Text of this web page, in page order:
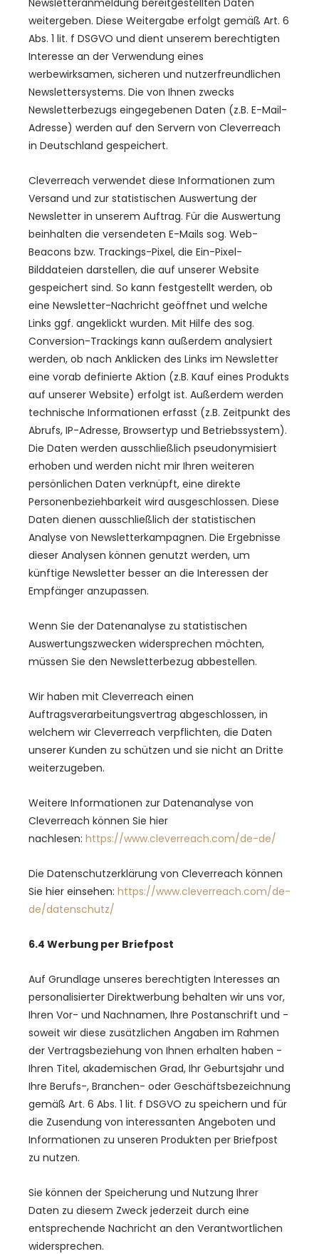
Newsletteranmeldung bereitgestellten Daten
weitergeben. Diese Weitergabe erfolgt gemäß Art. 6
Abs. 1 lit. f DSGVO und dient unserem berechtigten
Interesse an der Verwendung eines
werbewirksamen, sicheren und nutzerfreundlichen
Newslettersystems. Die von Ihnen zwecks
Newsletterbezugs eingegebenen Daten (z.B. E-Mail-
Adresse) werden auf den Servern von Cleverreach
in Deutschland gespeichert.
Cleverreach verwendet diese Informationen zum
Versand und zur statistischen Auswertung der
Newsletter in unserem Auftrag. Für die Auswertung
beinhalten die versendeten E-Mails sog. Web-
Beacons bzw. Trackings-Pixel, die Ein-Pixel-
Bilddateien darstellen, die auf unserer Website
gespeichert sind. So kann festgestellt werden, ob
eine Newsletter-Nachricht geöffnet und welche
Links ggf. angeklickt wurden. Mit Hilfe des sog.
Conversion-Trackings kann außerdem analysiert
werden, ob nach Anklicken des Links im Newsletter
eine vorab definierte Aktion (z.B. Kauf eines Produkts
auf unserer Website) erfolgt ist. Außerdem werden
technische Informationen erfasst (z.B. Zeitpunkt des
Abrufs, IP-Adresse, Browsertyp und Betriebssystem).
Die Daten werden ausschließlich pseudonymisiert
erhoben und werden nicht mir Ihren weiteren
persönlichen Daten verknüpft, eine direkte
Personenbeziehbarkeit wird ausgeschlossen. Diese
Daten dienen ausschließlich der statistischen
Analyse von Newsletterkampagnen. Die Ergebnisse
dieser Analysen können genutzt werden, um
künftige Newsletter besser an die Interessen der
Empfänger anzupassen.
Wenn Sie der Datenanalyse zu statistischen
Auswertungszwecken widersprechen möchten,
müssen Sie den Newsletterbezug abbestellen.
Wir haben mit Cleverreach einen
Auftragsverarbeitungsvertrag abgeschlossen, in
welchem wir Cleverreach verpflichten, die Daten
unserer Kunden zu schützen und sie nicht an Dritte
weiterzugeben.
Weitere Informationen zur Datenanalyse von
Cleverreach können Sie hier
nachlesen: https://www.cleverreach.com/de-de/
Die Datenschutzerklärung von Cleverreach können
Sie hier einsehen: https://www.cleverreach.com/de-
de/datenschutz/
6.4 Werbung per Briefpost
Auf Grundlage unseres berechtigten Interesses an
personalisierter Direktwerbung behalten wir uns vor,
Ihren Vor- und Nachnamen, Ihre Postanschrift und -
soweit wir diese zusätzlichen Angaben im Rahmen
der Vertragsbeziehung von Ihnen erhalten haben -
Ihren Titel, akademischen Grad, Ihr Geburtsjahr und
Ihre Berufs-, Branchen- oder Geschäftsbezeichnung
gemäß Art. 6 Abs. 1 lit. f DSGVO zu speichern und für
die Zusendung von interessanten Angeboten und
Informationen zu unseren Produkten per Briefpost
zu nutzen.
Sie können der Speicherung und Nutzung Ihrer
Daten zu diesem Zweck jederzeit durch eine
entsprechende Nachricht an den Verantwortlichen
widersprechen.